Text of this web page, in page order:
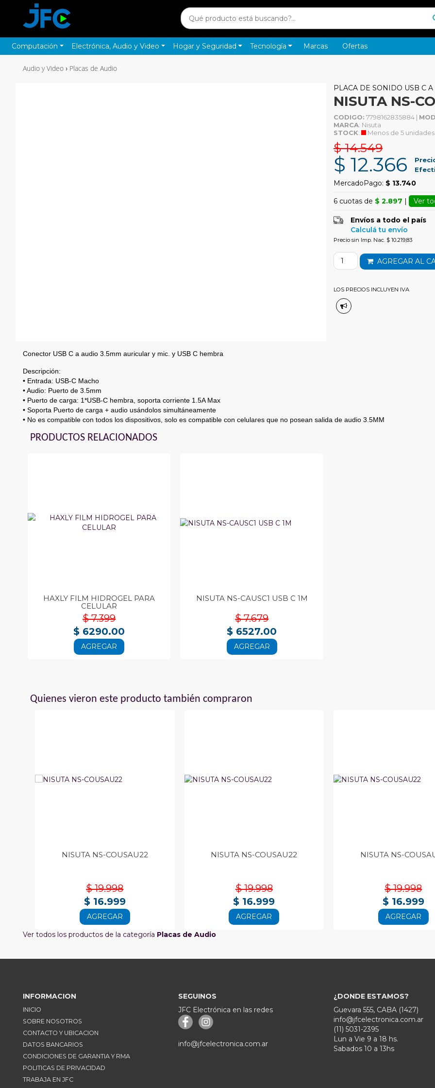
Computación Electrónica, Audio y Video Hogar y Seguridad Tecnología Marcas Ofertas
Audio y Video › Placas de Audio
PLACA DE SONIDO USB C A
NISUTA NS-
CODIGO: 7798162835884 |
MARCA: Nisuta
STOCK: Menos de 5 unidades.
$ 14.549
$ 12.366
MercadoPago: $ 13.740
6 cuotas de $ 2.897 | Ver
Envíos a todo el país
Calculá tu envío
Precio sin Imp. Nac. $ 10.219,83
AGREGAR AL
LOS PRECIOS INCLUYEN IVA
Conector USB C a audio 3.5mm auricular y mic. y USB C hembra
Descripción:
• Entrada: USB-C Macho
• Audio: Puerto de 3.5mm
• Puerto de carga: 1*USB-C hembra, soporta corriente 1.5A Max
• Soporta Puerto de carga + audio usándolos simultáneamente
• No es compatible con todos los dispositivos, solo es compatible con celulares que no posean salida de audio 3.5MM
PRODUCTOS RELACIONADOS
HAXLY FILM HIDROGEL PARA
CELULAR
$ 7.399
$ 6290.00
AGREGAR
NISUTA NS-CAUSC1 USB C 1M
$ 7.679
$ 6527.00
AGREGAR
Quienes vieron este producto también compraron
NISUTA NS-COUSAU22
$ 19.998
$ 16.999
AGREGAR
NISUTA NS-COUSAU22
$ 19.998
$ 16.999
AGREGAR
NISUTA NS-
$ 19.998
$ 16.999
AGREGAR
Ver todos los productos de la categoría Placas de Audio
INFORMACION
INICIO
SOBRE NOSOTROS
CONTACTO Y UBICACION
DATOS BANCARIOS
CONDICIONES DE GARANTIA Y RMA
POLITICAS DE PRIVACIDAD
TRABAJA EN JFC
SEGUINOS
JFC Electrónica en las redes
info@jfcelectronica.com.ar
¿DONDE ESTAMOS?
Guevara 555, CABA (1427)
info@jfcelectronica.com.ar
(11) 5031-2395
Lun a Vie 9 a 18 hs.
Sabados 10 a 13hs